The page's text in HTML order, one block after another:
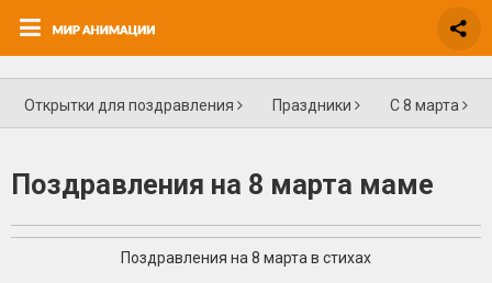
Открытки для поздравления Праздники С 8 марта
Поздравления на 8 марта маме
Поздравления на 8 марта в стихах